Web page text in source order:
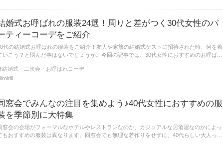
婚式お呼ばれの服装24選！周りと差がつく30代女性のパ
ティーコーデをご紹介
代の結婚式お呼ばれの服装をご紹介！友人や家族の結婚式ゲストに招待された時、何を着
いこう？と悩んだ事はないでしょうか。今回の記事では、30代女性におすすめのお呼ばれ
結婚式・二次会・お呼ばれコーデ
窓会でみんなの注目を集めよう♪40代女性におすすめの服
を季節別に大特集
窓会の会場がフォーマルなホテルやレストランなのか、カジュアルな居酒屋なのかによっ
もおすすめの服装は異なります。同窓会でも無理な若作りをせずに、40代らしい大人っぽ